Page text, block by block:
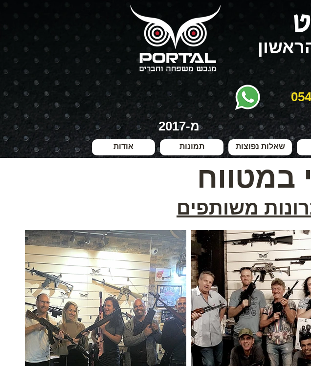
ובתשלום מראש בלבד 054-
מ-2017
שאלות נפוצות תמונות אודות
משותפים
במטווח